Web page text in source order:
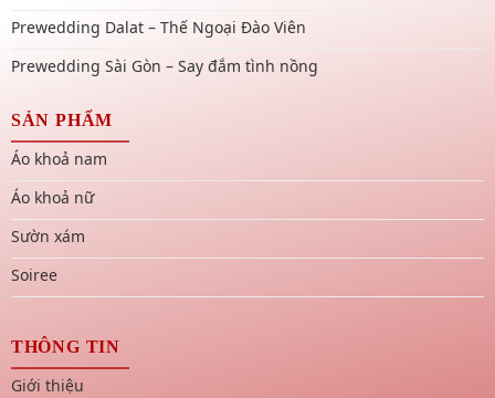
Prewedding Dalat – Thế Ngoại Đào Viên
Prewedding Sài Gòn – Say đắm tình nồng
SẢN PHẨM
Áo khoả nam
Áo khoả nữ
Sườn xám
Soiree
THÔNG TIN
Giới thiệu